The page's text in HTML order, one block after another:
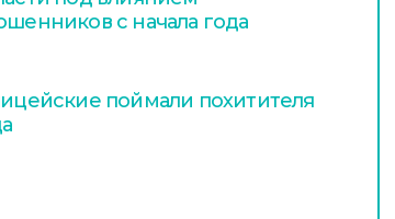
с начала года
поймали похитителя